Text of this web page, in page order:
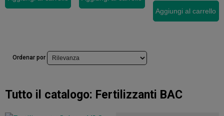
Aggiungi al carrello
Ordenar por
Tutto il catalogo: Fertilizzanti BAC